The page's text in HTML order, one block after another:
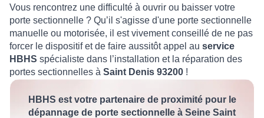
Vous rencontrez une difficulté à ouvrir ou baisser votre
porte sectionnelle ? Qu’il s'agisse d'une porte sectionnelle
manuelle ou motorisée, il est vivement conseillé de ne pas
forcer le dispositif et de faire aussitôt appel au service
HBHS spécialiste dans l’installation et la réparation des
portes sectionnelles à Saint Denis 93200 !
HBHS est votre partenaire de proximité pour le
dépannage de porte sectionnelle à Seine Saint